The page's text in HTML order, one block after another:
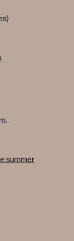
summer